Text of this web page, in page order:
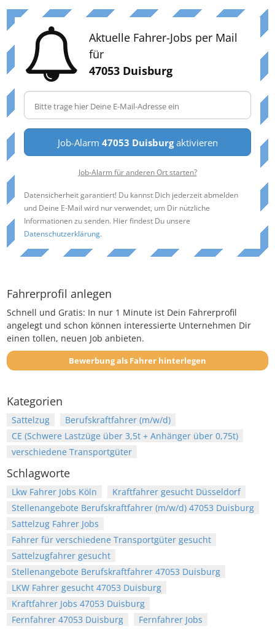
Aktuelle Fahrer-Jobs per Mail
für
47053 Duisburg
Job-Alarm 47053 Duisburgaktivieren
Job-Alarm für anderen Ort starten?
Datensicherheit garantiert! Du kannst Dich jederzeit abmelden
und Deine E-Mail wird nur verwendet, um Dir nützliche
Informationen zu senden. Hier findest Du unsere
Datenschutzerklärung.
Fahrerprofil anlegen
Schnell und Gratis: In nur 1 Minute ist Dein Fahrerprofil
angelegt und schon können interessierte Unternehmen Dir
einen tollen, neuen Job anbieten.
Bewerbung als Fahrer hinterlegen
Kategorien
Sattelzug
Berufskraftfahrer (m/w/d)
CE (Schwere Lastzüge über 3,5t + Anhänger über 0,75t)
verschiedene Transportgüter
Schlagworte
Lkw Fahrer Jobs Köln
Kraftfahrer gesucht Düsseldorf
Stellenangebote Berufskraftfahrer (m/w/d) 47053 Duisburg
Sattelzug Fahrer Jobs
Fahrer für verschiedene Transportgüter gesucht
Sattelzugfahrer gesucht
Stellenangebote Berufskraftfahrer 47053 Duisburg
LKW Fahrer gesucht 47053 Duisburg
Kraftfahrer Jobs 47053 Duisburg
Fernfahrer 47053 Duisburg
Fernfahrer Jobs